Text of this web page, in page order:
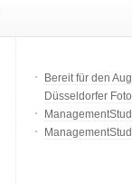
Bereit für den
Düsseldorfer